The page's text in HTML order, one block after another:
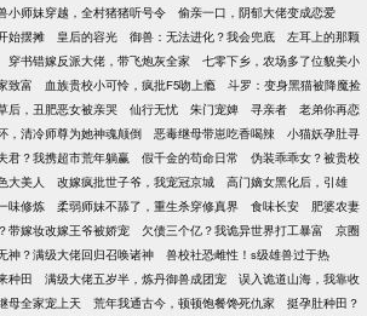
小师妹穿越，全村猪猪听号令
偷亲一口，阴郁大佬变成恋爱
始摆摊 皇后的容光 御兽：无法进化？我会兜底
左耳上的那颗
穿书错嫁反派大佬，带飞炮灰全家
七零下乡，农场多了位貌美小
致富 血族贵校小可怜，疯批F5吻上瘾
斗罗：变身黑猫被降魔捡
后，丑肥恶女被亲哭 仙行无忧 朱门宠婢 寻亲者
老弟你再恋
，清冷师尊为她神魂颠倒 恶毒继母带崽吃香喝辣
小猫妖孕肚寻
君？我携超市荒年躺赢 假千金的苟命日常
伪装乖乖女？被贵校
大美人 改嫁疯批世子爷，我宠冠京城
高门嫡女黑化后，引雄
味修炼 柔弱师妹不舔了，重生杀穿修真界 食味长安
肥婆农妻
带嫁妆改嫁王爷被娇宠 欠债三个亿？我诡异世界打工暴富
京圈
神？满级大佬回归召唤诸神
兽校社恐雌性！s级雄兽过于热
种田 满级大佬五岁半，炼丹御兽成团宠
误入诡道山海，我靠收
母全家宠上天 荒年我通古今，顿顿饱餐馋死仇家
挺孕肚种田？